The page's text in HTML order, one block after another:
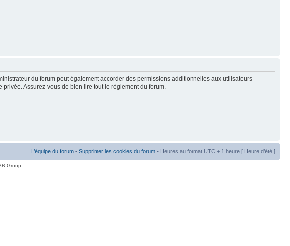
du forum peut également accorder des permissions additionnelles aux utilisateurs
Assurez-vous de bien lire tout le règlement du forum.
L’équipe du forum • Supprimer les cookies du forum • Heures au format UTC + 1 heure [ Heure d’été ]
Group